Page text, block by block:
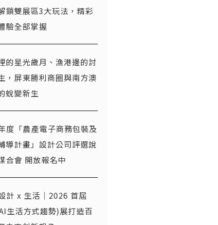
鎖雙展區3大玩法，精彩
驗全部掌握
的星光歲月、漁港邊的討
，屏東勝利商圈與南方澳
蛻變新生
度「農產電子商務包裝及
導計畫」設計公司評選說
合會 開放報名中
計 x 生活｜2026 首屆
生活方式趨勢)展打造百